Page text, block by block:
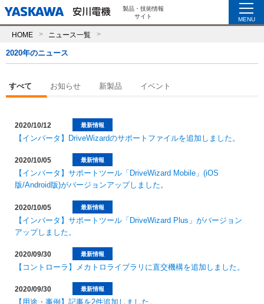
製品・技術情報
サイト
MENU
HOME ニュース一覧
2020年のニュース
すべて お知らせ 新製品 イベント
最新情報
2020/10/12
【インバータ】DriveWizardのサポートファイルを追加しました。
最新情報
2020/10/05
【インバータ】サポートツール「DriveWizard Mobile」(iOS
版/Android版)がバージョンアップしました。
最新情報
2020/10/05
【インバータ】サポートツール「DriveWizard Plus」がバージョン
アップしました。
最新情報
2020/09/30
【コントローラ】メカトロライブラリに直交機構を追加しました。
最新情報
2020/09/30
【用途・事例】記事を2件追加しました。